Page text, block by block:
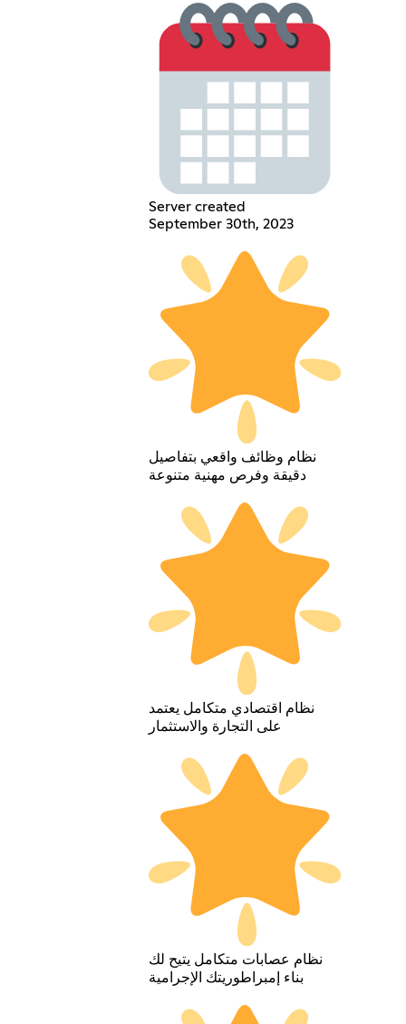
Server created
September 30th, 2023
نظام وظائف واقعي بتفاصيل
دقيقة وفرص مهنية متنوعة
نظام اقتصادي متكامل يعتمد
على التجارة والاستثمار
نظام عصابات متكامل يتيح لك
بناء إمبراطوريتك الإجرامية